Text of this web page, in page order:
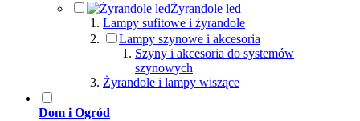
Żyrandole led
Lampy sufitowe i żyrandole
Lampy szynowe i akcesoria
Szyny i akcesoria do systemów
szynowych
Żyrandole i lampy wiszące
Dom i Ogród